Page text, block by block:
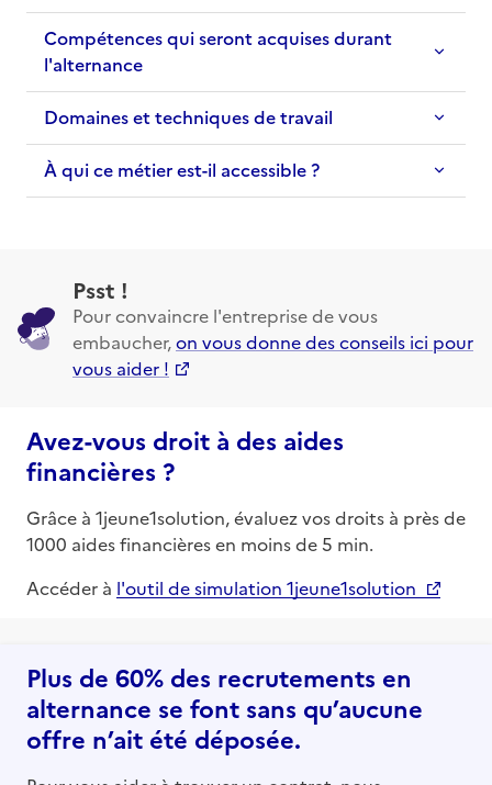
Compétences qui seront acquises durant
l'alternance
Domaines et techniques de travail
À qui ce métier est-il accessible ?
Psst !
Pour convaincre l'entreprise de vous
embaucher,on vous donne des conseils ici pour
vous aider !
Avez-vous droit à des aides
financières ?
Grâce à 1jeune1solution, évaluez vos droits à près de
1000 aides financières en moins de 5 min.
Accéder à l'outil de simulation 1jeune1solution
Plus de 60% des recrutements en
alternance se font sans qu’aucune
offre n’ait été déposée.